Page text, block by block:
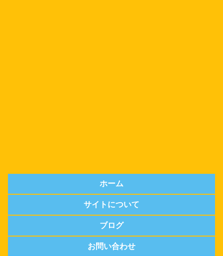
ホーム
サイトについて
ブログ
お問い合わせ